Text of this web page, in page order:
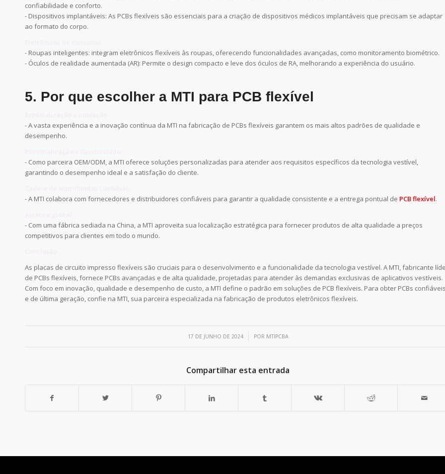
confiabilidade e conforto.
- Dispositivos implantáveis: As PCBs flexíveis são essenciais para a criação de dispositivos médicos implantáveis que precisam se adaptar
ao formato do corpo.
- Roupas inteligentes: integram eletrônicos flexíveis às roupas, oferecendo funcionalidades avançadas, como monitoramento biométrico.
- Óculos de realidade aumentada (AR): Permite o design compacto e leve dos óculos de RA, melhorando a experiência do usuário.
5. Por que escolher a MTI para PCB flexível
- A vasta experiência e a inovação contínua da MTI na fabricação de PCBs flexíveis garantem os mais altos padrões de qualidade e
desempenho.
- Como parceira OEM/ODM, a MTI oferece soluções personalizadas para atender aos requisitos específicos da tecnologia vestível,
garantindo o desempenho ideal e a satisfação do cliente.
- A MTI colabora com fornecedores e distribuidores confiáveis para garantir a qualidade consistente e a entrega pontual de PCB flexível.
- Com uma fábrica sediada na China, a MTI aproveita sua localização estratégica para fornecer produtos de alta qualidade a preços
competitivos para clientes em todo o mundo.
As placas de circuito impresso flexíveis são cruciais para o desenvolvimento e a funcionalidade da tecnologia vestível. A MTI, fabricante
de PCBs flexíveis, fornece PCBs avançadas e de alta qualidade, projetadas para atender às demandas exclusivas de aplicativos vestíveis.
Com foco em inovação, qualidade e desempenho de custo, a MTI define o padrão em soluções de PCB flexíveis. Para obter PCBs
e de última geração, confie na MTI, sua parceira especializada na fabricação de produtos eletrônicos flexíveis.
17 DE JUNHO DE 2024
/ POR MTIPCBA
Compartilhar esta entrada